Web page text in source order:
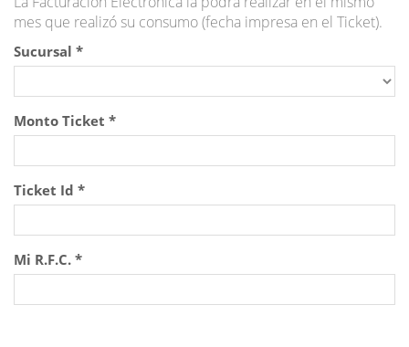
mes que realizó su consumo (fecha impresa en el Ticket).
Sucursal *
Monto Ticket *
Ticket Id *
Mi R.F.C. *